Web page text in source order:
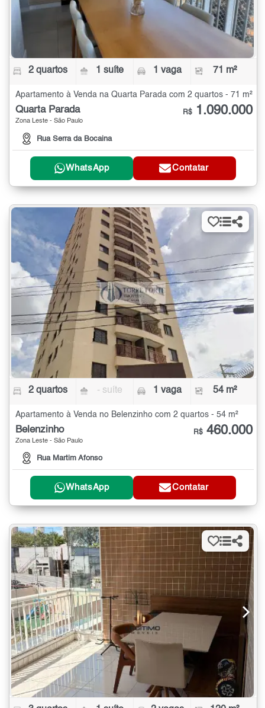
2 quartos 1 suíte 1 vaga 71 m²
Apartamento à Venda na Quarta Parada com 2 quartos - 71 m²
Quarta Parada
Zona Leste - São Paulo
Rua Serra da Bocaina
R$ 1.090.000
WhatsApp Contatar
2 quartos - suíte 1 vaga 54 m²
Apartamento à Venda no Belenzinho com 2 quartos - 54 m²
Belenzinho
Zona Leste - São Paulo
Rua Martim Afonso
R$ 460.000
WhatsApp Contatar